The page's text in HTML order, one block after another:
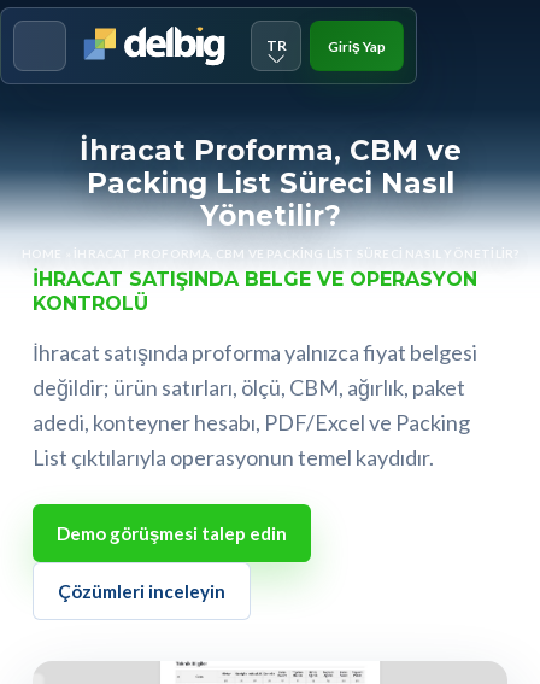
TR Giriş Yap
İhracat Proforma, CBM ve
Packing List Süreci Nasıl
Yönetilir?
HOME İHRACAT PROFORMA, CBM VE PACKING LIST SÜRECI NASIL YÖNETILIR?
İHRACAT SATIŞINDA BELGE VE OPERASYON
KONTROLÜ
İhracat satışında proforma yalnızca fiyat belgesi
değildir; ürün satırları, ölçü, CBM, ağırlık, paket
adedi, konteyner hesabı, PDF/Excel ve Packing
List çıktılarıyla operasyonun temel kaydıdır.
Demo görüşmesi talep edin
Çözümleri inceleyin